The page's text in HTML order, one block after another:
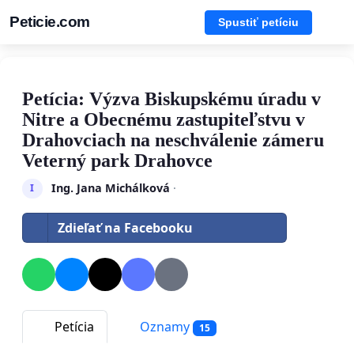
Peticie.com Spustiť petíciu
Petícia: Výzva Biskupskému úradu v
Nitre a Obecnému zastupiteľstvu v
Drahovciach na neschválenie zámeru
Veterný park Drahovce
I Ing. Jana Michálková ·
Zdieľať na Facebooku
Petícia Oznamy 15